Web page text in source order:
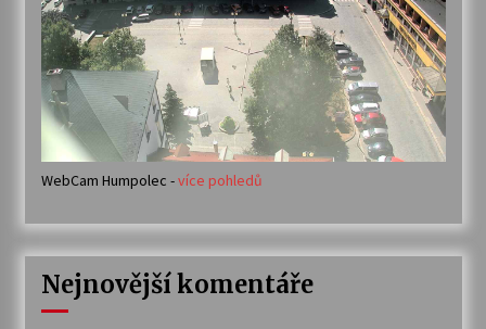
WebCam Humpolec -více pohledů
Nejnovější komentáře